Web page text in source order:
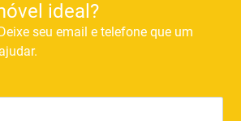
ideal?
seu email e telefone que um